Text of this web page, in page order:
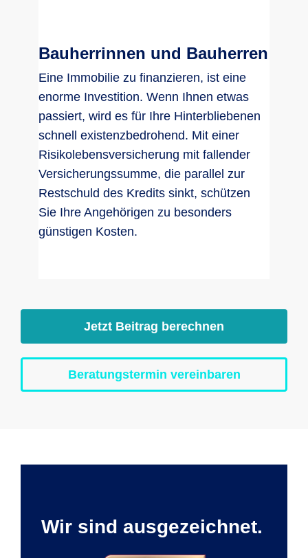
Bauherrinnen und Bauherren
Eine Immobilie zu finanzieren, ist eine
enorme Investition. Wenn Ihnen etwas
passiert, wird es für Ihre Hinterbliebenen
schnell existenzbedrohend. Mit einer
Risikolebensversicherung mit fallender
Versicherungssumme, die parallel zur
Restschuld des Kredits sinkt, schützen
Sie Ihre Angehörigen zu besonders
günstigen Kosten.
Jetzt Beitrag berechnen
Beratungstermin vereinbaren
Wir sind ausgezeichnet.